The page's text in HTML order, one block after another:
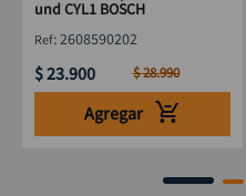
und CYL1 BOSCH
:2608590202
$23.900 $28.990
Agregar